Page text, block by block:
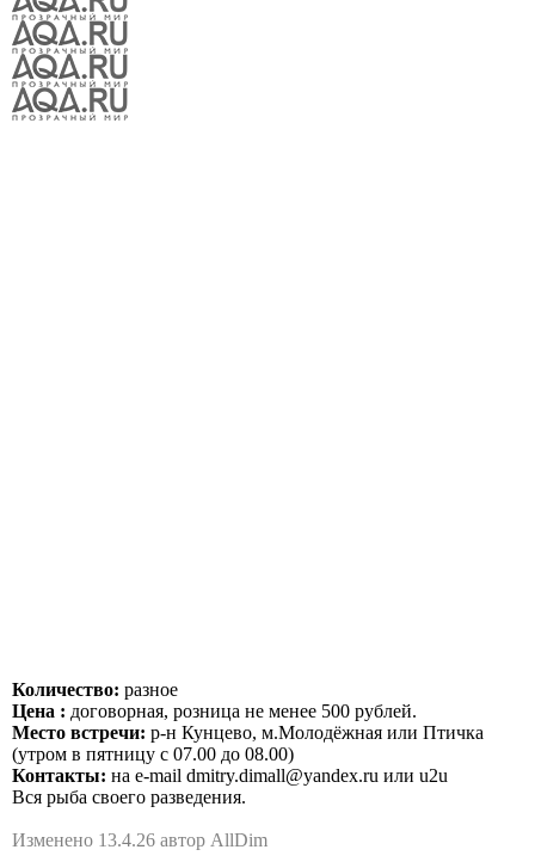
Количество: разное
Цена : договорная, розница не менее 500 рублей.
Место встречи: р-н Кунцево, м.Молодёжная или Птичка
(утром в пятницу с 07.00 до 08.00)
Контакты: на e-mail dmitry.dimall@yandex.ru или u2u
Вся рыба своего разведения.
Изменено 13.4.26 автор AllDim